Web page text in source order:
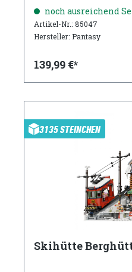
noch ausreichend
Artikel-Nr.: 85047
Hersteller: Pantasy
139,99 €*
3135 STEINCHEN
Skihütte